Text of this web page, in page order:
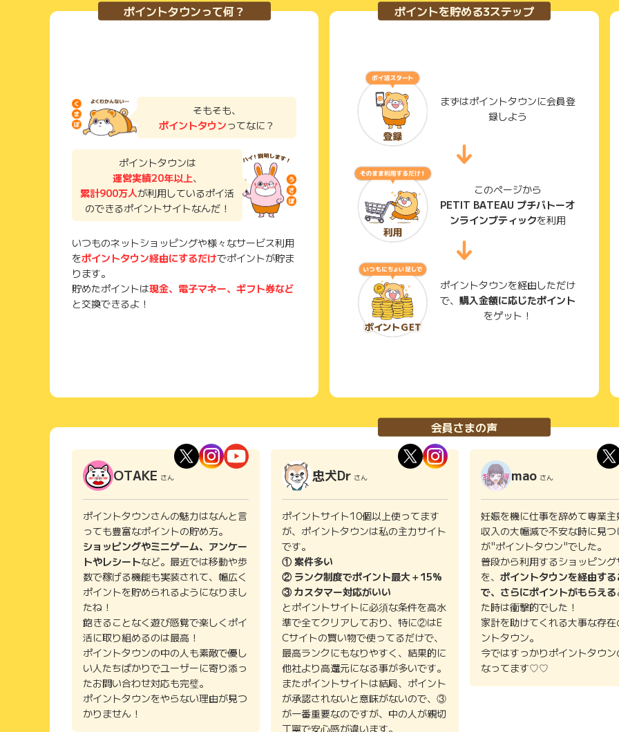
ポイントタウンって何？
そもそも、
ポイントタウンってなに？
ポイントタウンは
運営実績20年以上、
累計900万人が利用しているポイ活
のできるポイントサイトなんだ！
いつものネットショッピングや様々なサービス利用
をポイントタウン経由にするだけでポイントが貯ま
ります。
貯めたポイントは現金、電子マネー、ギフト券など
と交換できるよ！
ポイントを貯める3ステップ
まずはポイントタウンに会員登
録しよう
このページから
PETIT BATEAU プチバトーオ
ンラインブティックを利用
ポイントタウンを経由しただけ
で、 購入金額に応じたポイント
をゲット！
会員さまの声
OTAKE さん
ポイントタウンさんの魅力はなんと言
っても豊富なポイントの貯め方。
ショッピングやミニゲーム、アンケー
トやレシートなど。最近では移動や歩
数で稼げる機能も実装されて、幅広く
ポイントを貯められるようになりまし
たね！
飽きることなく遊び感覚で楽しくポイ
活に取り組めるのは最高！
ポイントタウンの中の人も素敵で優し
い人たちばかりでユーザーに寄り添っ
たお問い合わせ対応も完璧。
ポイントタウンをやらない理由が見つ
かりません！
忠犬Dr さん
ポイントサイト10個以上使ってます
が、ポイントタウンは私の主力サイト
です。
① 案件多い
② ランク制度でポイント最大＋15%
③ カスタマー対応がいい
とポイントサイトに必須な条件を高水
準で全てクリアしており、特に②はE
Cサイトの買い物で使ってるだけで、
最高ランクにもなりやすく、結果的に
他社より高還元になる事が多いです。
またポイントサイトは結局、ポイント
が承認されないと意味がないので、③
が一番重要なのですが、中の人が親切
丁寧で安心感が違います。
mao さん
妊娠を機に仕事を辞めて専業
収入の大幅減で不安な時に見
が"ポイントタウン"でした。
普段から利用するショッピン
を、 ポイントタウンを経由する
で、さらにポイントがもらえる
た時は衝撃的でした！
家計を助けてくれる大事な存
ントタウン。
今ではすっかりポイントタウ
なってます♡♡